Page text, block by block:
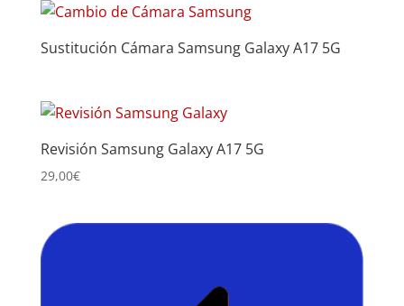
bajo
Sustitución Cámara Samsung Galaxy A17 5G
Revisión Samsung Galaxy A17 5G
29,00€